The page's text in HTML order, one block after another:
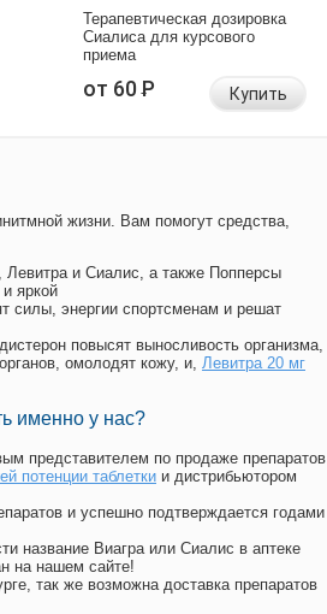
Терапевтическая дозировка
Сиалиса для курсового
приема
от 60Р Купить
жизни. Вам помогут средства,
, Левитра и Сиалис, а также Попперсы
яркой
силы, энергии спортсменам и решат
повысят выносливость организма,
омолодят кожу, и, Левитра 20 мг
именно у нас?
представителем по продаже препаратов
потенции таблетки и дистрибьютором
и успешно подтверждается годами
название Виагра или Сиалис в аптеке
на нашем сайте!
так же возможна доставка препаратов